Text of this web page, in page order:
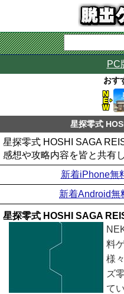
PC
おす
星探零式
星探零式 HOSHI SAGA
感想や攻略内容を皆と共有
新着iPhone無
新着Android無
星探零式 HOSHI SAGA
料
様
ズ
て